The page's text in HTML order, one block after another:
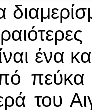
ένα
πεύκα
του